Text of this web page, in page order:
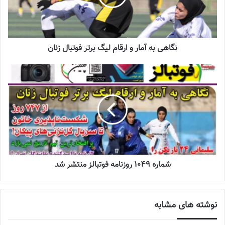
2023-08-01
راضیه پرسه (اصفهان)
فاطمه رحمتی ، محدثه محمدی (زنجان)
فرشته خسروی ، الهام عنافچه (خوزستان)
فاطمه زمانی، مارال ترکمان (البرز)
مهتاب بنایی،هانیه فرهادی (فارس)
کیمیا رحیمی نیا ، نسترن مقیمی (مازندران)
فاطمه حسینی (خراسان رضوی)
نگاهی به آمار و ارقام لیگ برتر فوتبال زنان
شماره 1049 روزنامه فوتبالز منتشر شد
نوشته های مشابه